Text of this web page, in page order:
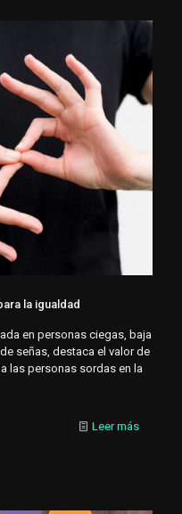
la igualdad
en personas ciegas, baja
señas, destaca el valor de
las personas sordas en la
Leer más